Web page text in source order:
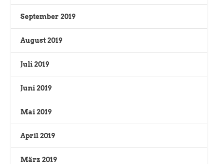
September 2019
August 2019
Juli 2019
Juni 2019
Mai 2019
April 2019
März 2019